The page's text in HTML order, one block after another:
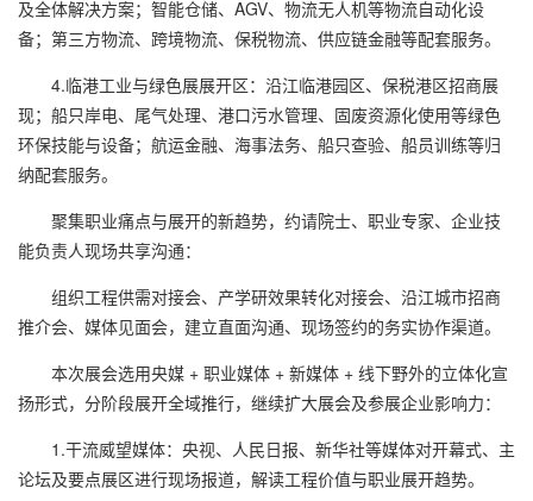
及全体解决方案；智能仓储、AGV、物流无人机等物流自动化设
备；第三方物流、跨境物流、保税物流、供应链金融等配套服务。
4.临港工业与绿色展展开区：沿江临港园区、保税港区招商展
现；船只岸电、尾气处理、港口污水管理、固废资源化使用等绿色
环保技能与设备；航运金融、海事法务、船只查验、船员训练等归
纳配套服务。
聚集职业痛点与展开的新趋势，约请院士、职业专家、企业技
能负责人现场共享沟通：
组织工程供需对接会、产学研效果转化对接会、沿江城市招商
推介会、媒体见面会，建立直面沟通、现场签约的务实协作渠道。
本次展会选用央媒 + 职业媒体 + 新媒体 + 线下野外的立体化宣
扬形式，分阶段展开全域推行，继续扩大展会及参展企业影响力：
1.干流威望媒体：央视、人民日报、新华社等媒体对开幕式、主
论坛及要点展区进行现场报道，解读工程价值与职业展开趋势。